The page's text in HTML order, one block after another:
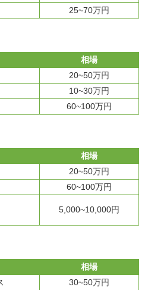
25~70万円
相場
20~50万円
10~30万円
60~100万円
相場
20~50万円
60~100万円
5,000~10,000円
相場
30~50万円